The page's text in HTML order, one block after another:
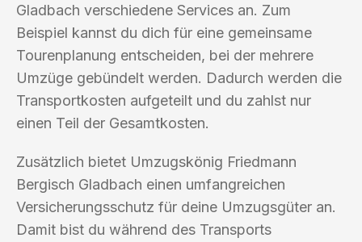
Gladbach verschiedene Services an. Zum
Beispiel kannst du dich für eine gemeinsame
Tourenplanung entscheiden, bei der mehrere
Umzüge gebündelt werden. Dadurch werden die
Transportkosten aufgeteilt und du zahlst nur
einen Teil der Gesamtkosten.
Zusätzlich bietet Umzugskönig Friedmann
Bergisch Gladbach einen umfangreichen
Versicherungsschutz für deine Umzugsgüter an.
Damit bist du während des Transports